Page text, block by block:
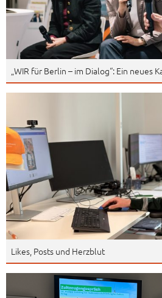
„WIR für Berlin – im Dialog“: Ein neues
Likes, Posts und Herzblut